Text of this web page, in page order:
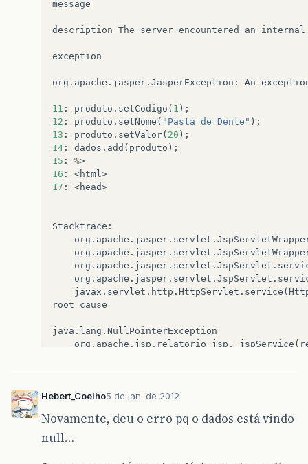
message
description The server encountered an internal
exception
org . apache . jasper . JasperException : An
11 : produto . setCodigo ( 1 );
12 : produto . setNome ( "Pasta de Dente" );
13 : produto . setValor( 20 );
14 : dados . add ( produto );
15 : %>
16 : <html>
17 : <head>
Stacktrace :
org . apache . jasper . servlet .
org . apache . jasper . servlet .
org . apache . jasper . servlet . JspServlet .
org . apache . jasper . servlet . JspServlet .
javax . servlet . http . HttpServlet . service (
root
cause
java . lang . NullPointerException
org . apache . jsp . relatorio_jsp . _jspService (
org.apache.jasper.servlet
javax.servlet .http .HttpServlet.service(
note
Tomcat/6.0.33
Hebert_Coelho5 de jan. de 2012
Novamente, deu o erro pq o dados está vindo
null…